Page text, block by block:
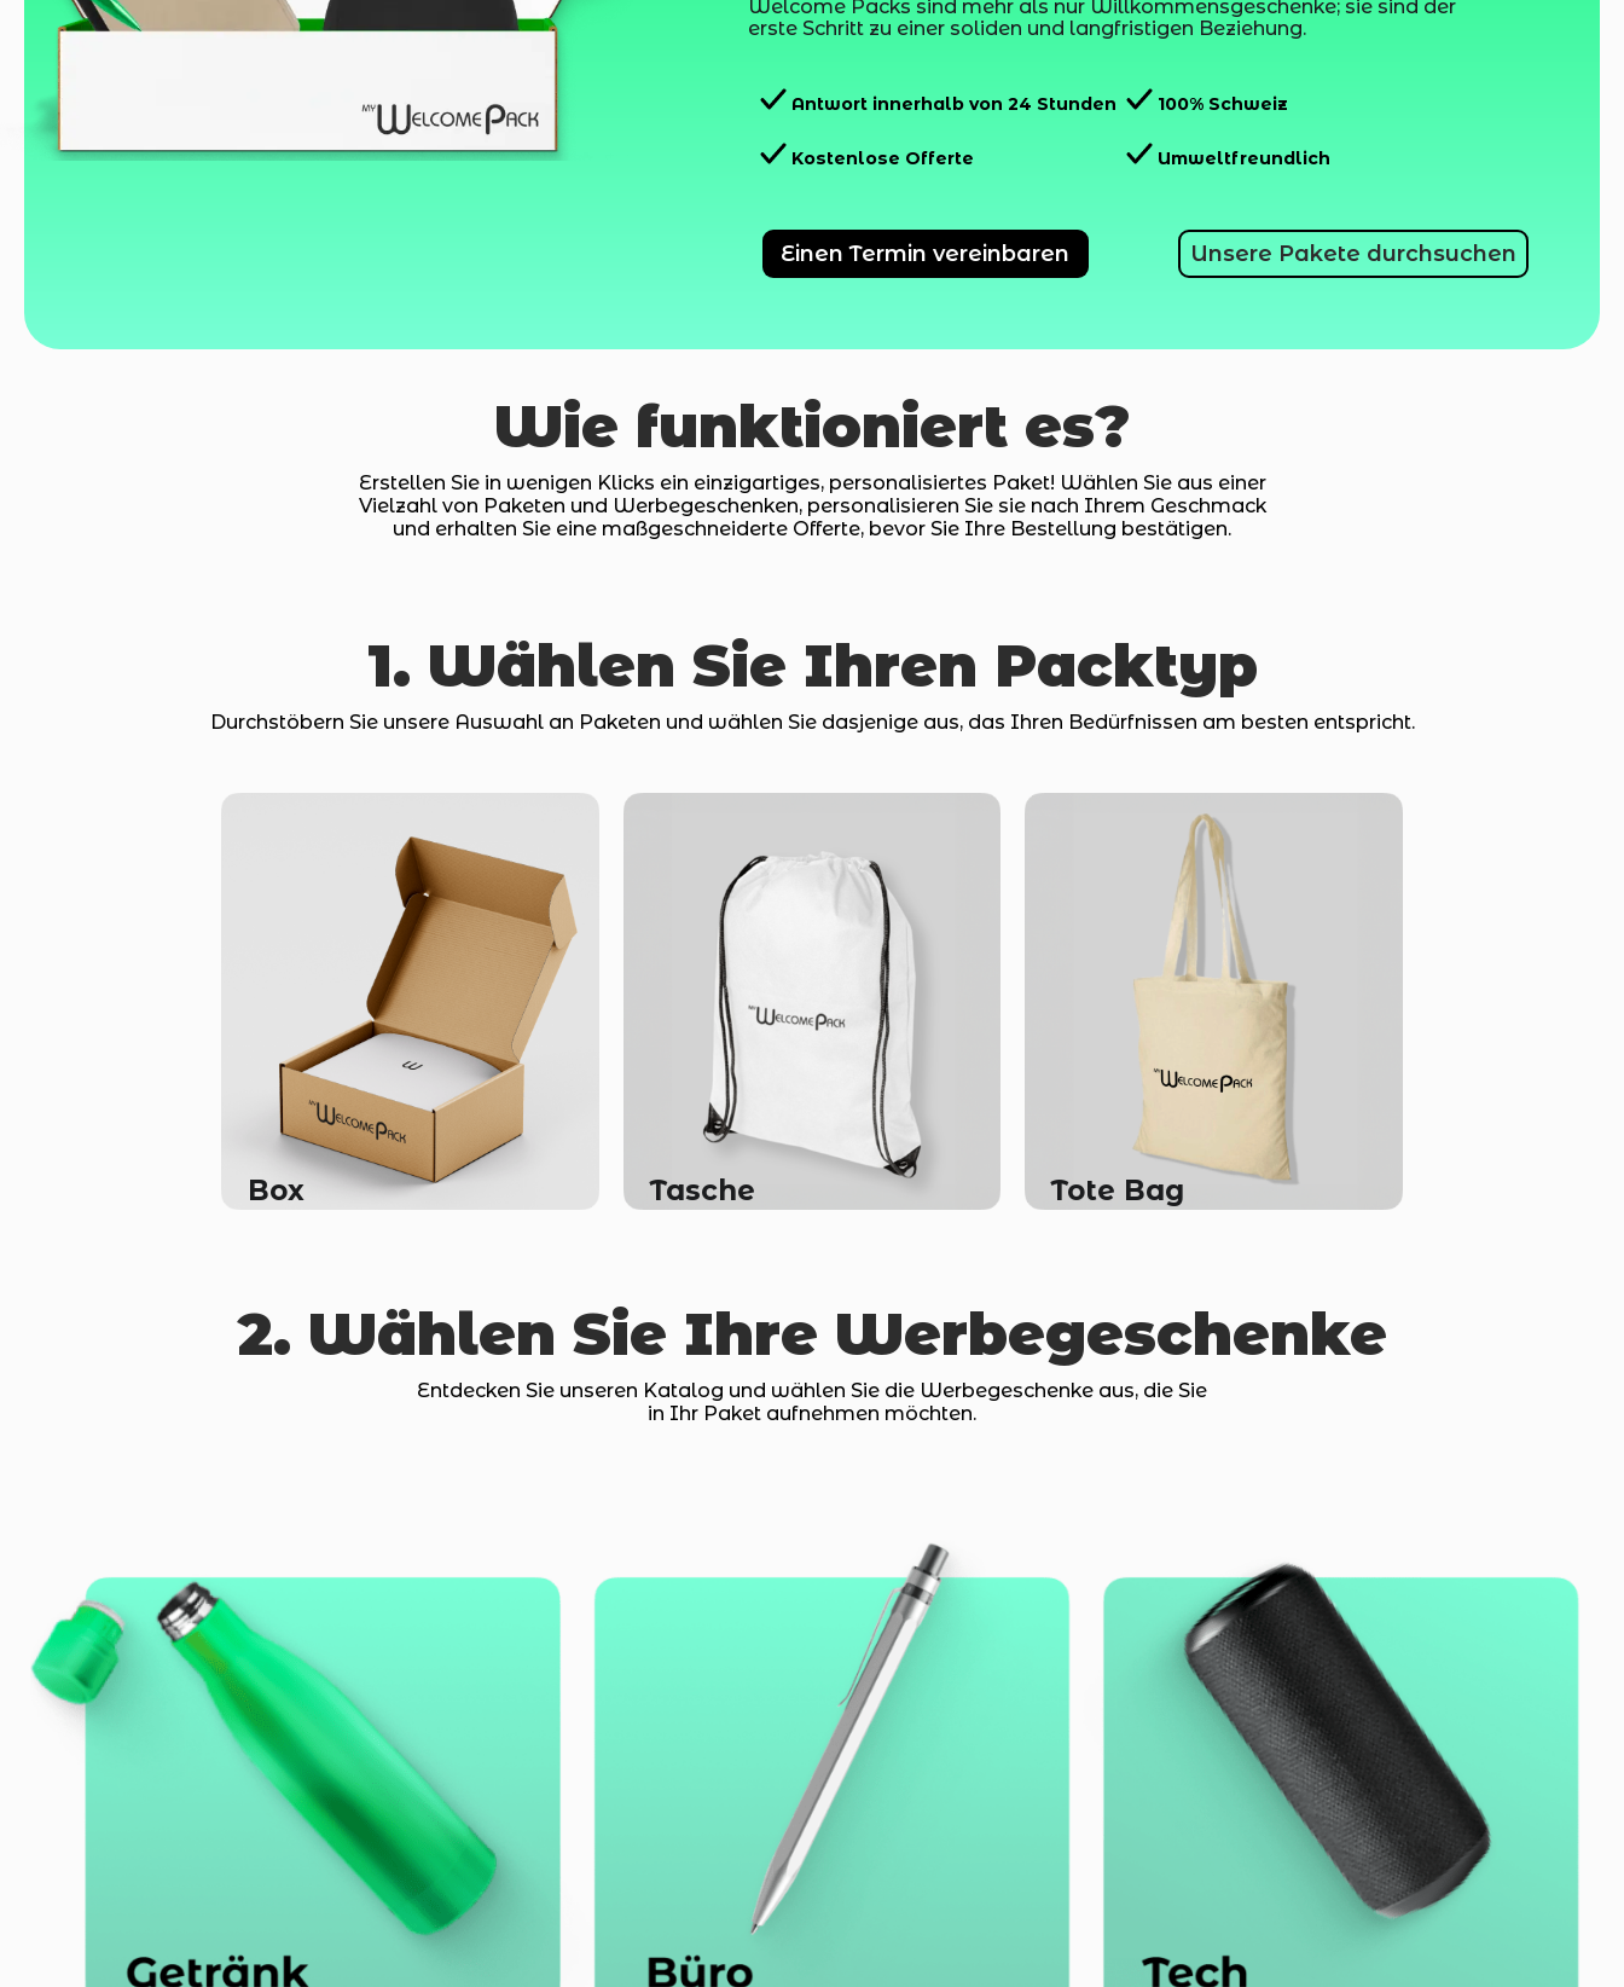
Welcome Packs sind mehr als nur Willkommensgeschenke; sie sind der
erste Schritt zu einer soliden und langfristigen Beziehung.
Antwort innerhalb von 24 Stunden
Kostenlose Offerte
100% Schweiz
Umweltfreundlich
Einen Termin vereinbaren Unsere Pakete durchsuchen
Wie funktioniert es?
Erstellen Sie in wenigen Klicks ein einzigartiges, personalisiertes Paket! Wählen Sie aus einer
Vielzahl von Paketen und Werbegeschenken, personalisieren Sie sie nach Ihrem Geschmack
und erhalten Sie eine maßgeschneiderte Offerte, bevor Sie Ihre Bestellung bestätigen.
1. Wählen Sie Ihren Packtyp
Durchstöbern Sie unsere Auswahl an Paketen und wählen Sie dasjenige aus, das Ihren Bedürfnissen am besten entspricht.
Box Tasche Tote Bag
2. Wählen Sie Ihre Werbegeschenke
Entdecken Sie unseren Katalog und wählen Sie die Werbegeschenke aus, die Sie
in Ihr Paket aufnehmen möchten.